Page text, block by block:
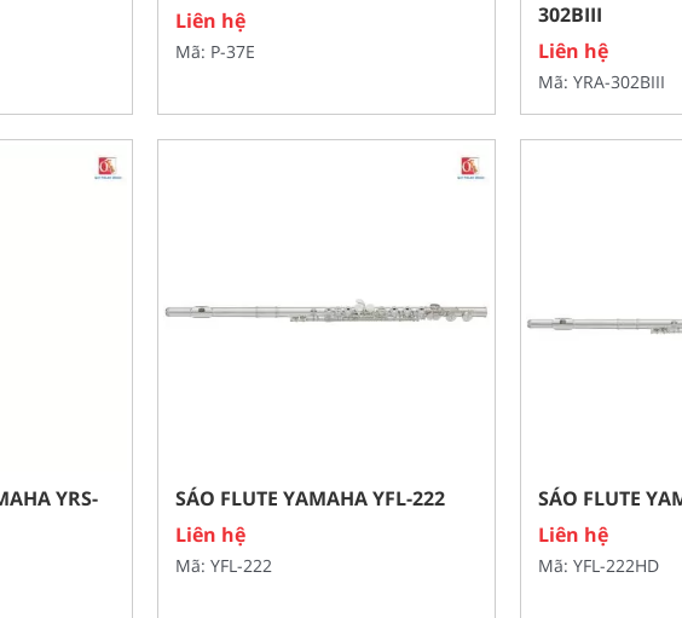
Liên hệ
Mã: P-37E
302BIII
Liên hệ
Mã: YRA-302BIII
YRS-
SÁO FLUTE YAMAHA YFL-222
Liên hệ
Mã: YFL-222
SÁO FLUTE
Liên hệ
Mã: YFL-222HD